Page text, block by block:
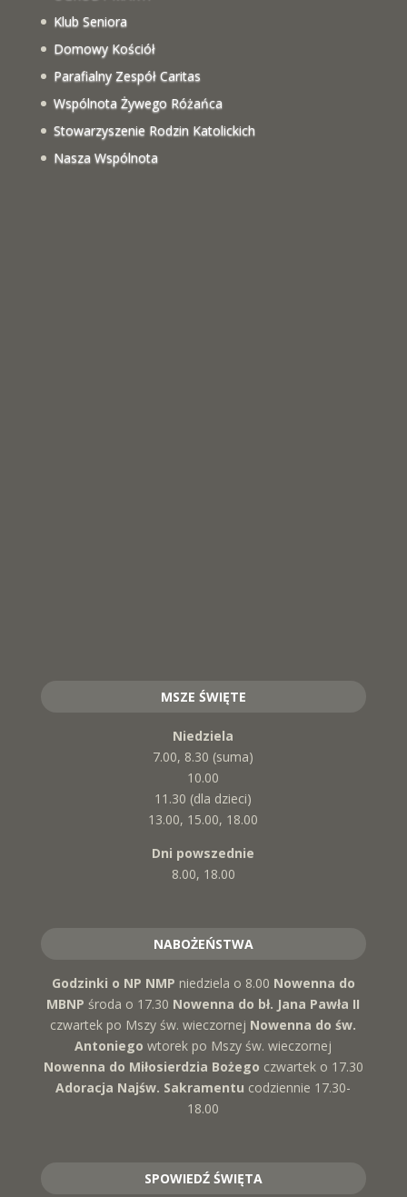
Klub Seniora
Domowy Kościół
Parafialny Zespół Caritas
Wspólnota Żywego Różańca
Stowarzyszenie Rodzin Katolickich
Nasza Wspólnota
MSZE ŚWIĘTE
Niedziela
7.00, 8.30 (suma)
10.00
11.30 (dla dzieci)
13.00, 15.00, 18.00
Dni powszednie
8.00, 18.00
NABOŻEŃSTWA
Godzinki o NP NMP niedziela o 8.00 Nowenna do
MBNP środa o 17.30 Nowenna do bł. Jana Pawła II
czwartek po Mszy św. wieczornej Nowenna do św.
Antoniegowtorek po Mszy św. wieczornej
Nowenna do Miłosierdzia Bożego czwartek o 17.30
Adoracja Najśw. Sakramentu codziennie 17.30-
18.00
SPOWIEDŹ ŚWIĘTA